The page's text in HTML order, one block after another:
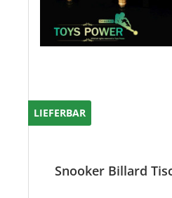
LIEFERBAR
Snooker Billard